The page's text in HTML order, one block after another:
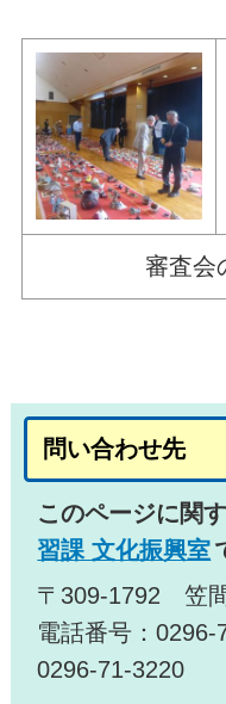
審査会
問い合わせ先
このページに関
習課 文化振興室
〒309-1792 笠
電話番号：
0296-71-3220